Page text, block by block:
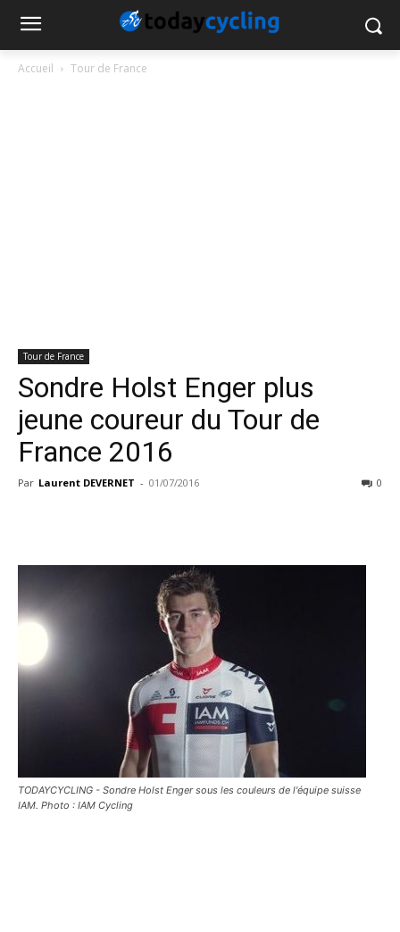
Accueil Tour de France
Tour de France
Sondre Holst Enger plus
jeune coureur du Tour de
France 2016
Par Laurent DEVERNET - 01/07/2016 0
TODAYCYCLING - Sondre Holst Enger sous les couleurs de l'équipe suisse
IAM. Photo : IAM Cycling